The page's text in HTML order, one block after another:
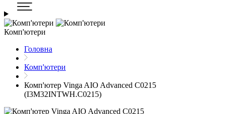
Комп'ютери
Головна
Комп'ютери
Комп'ютер Vinga AIO Advanced C0215
(I3M32INTWH.C0215)